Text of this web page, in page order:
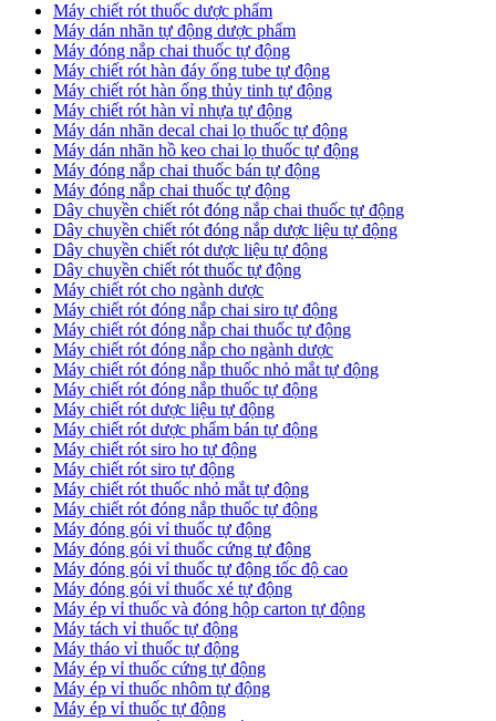
Máy chiết rót thuốc dược phẩm
Máy dán nhãn tự động dược phẩm
Máy đóng nắp chai thuốc tự động
Máy chiết rót hàn đáy ống tube tự động
Máy chiết rót hàn ống thủy tinh tự động
Máy chiết rót hàn vỉ nhựa tự động
​Máy dán nhãn decal chai lọ thuốc tự động
Máy dán nhãn hồ keo chai lọ thuốc tự động
Máy đóng nắp chai thuốc bán tự động
Máy đóng nắp chai thuốc tự động
Dây chuyền chiết rót đóng nắp chai thuốc tự động
​Dây chuyền chiết rót đóng nắp dược liệu tự động
Dây chuyền chiết rót dược liệu tự động
​Dây chuyền chiết rót thuốc tự động
Máy chiết rót cho ngành dược
​Máy chiết rót đóng nắp chai siro tự động
​Máy chiết rót đóng nắp chai thuốc tự động
​Máy chiết rót đóng nắp cho ngành dược
​Máy chiết rót đóng nắp thuốc nhỏ mắt tự động
​Máy chiết rót đóng nắp thuốc tự động
​Máy chiết rót dược liệu tự động
Máy chiết rót dược phẩm bán tự động
​Máy chiết rót siro ho tự động
​Máy chiết rót siro tự động
​Máy chiết rót thuốc nhỏ mắt tự động
​Máy chiết rót đóng nắp thuốc tự động
​Máy đóng gói vỉ thuốc tự động
Máy đóng gói vỉ thuốc cứng tự động
Máy đóng gói vỉ thuốc tự động tốc độ cao
Máy đóng gói vỉ thuốc xé tự động
​Máy ép vỉ thuốc và đóng hộp carton tự động
​Máy tách vỉ thuốc tự động
​Máy tháo vỉ thuốc tự động
​Máy ép vỉ thuốc cứng tự động
Máy ép vỉ thuốc nhôm tự động
Máy ép vỉ thuốc tự động​